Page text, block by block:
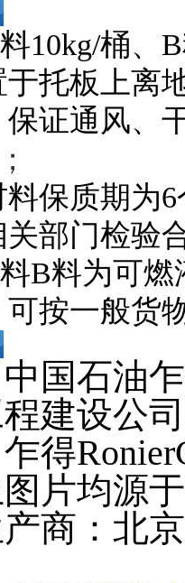
10kg/桶、
于托板上离
证通风、
；
料保质期为
部门检验
B料为可燃
按一般货
国石油
建设公司
得
片均源
商：北